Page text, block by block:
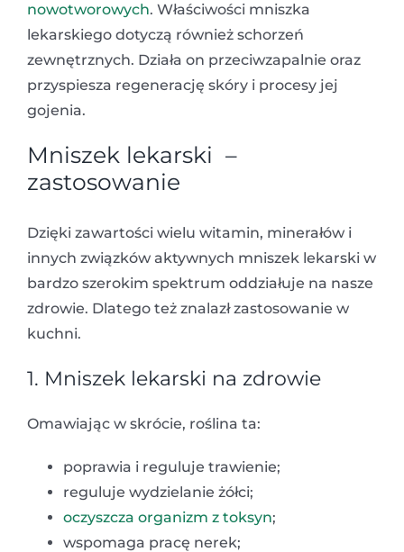
nowotworowych. Właściwości mniszka
lekarskiego dotyczą również schorzeń
zewnętrznych. Działa on przeciwzapalnie oraz
przyspiesza regenerację skóry i procesy jej
gojenia.
Mniszek lekarski –
zastosowanie
Dzięki zawartości wielu witamin, minerałów i
innych związków aktywnych mniszek lekarski w
bardzo szerokim spektrum oddziałuje na nasze
zdrowie. Dlatego też znalazł zastosowanie w
kuchni.
1. Mniszek lekarski na zdrowie
Omawiając w skrócie, roślina ta:
poprawia i reguluje trawienie;
reguluje wydzielanie żółci;
oczyszcza organizm z toksyn;
wspomaga pracę nerek;